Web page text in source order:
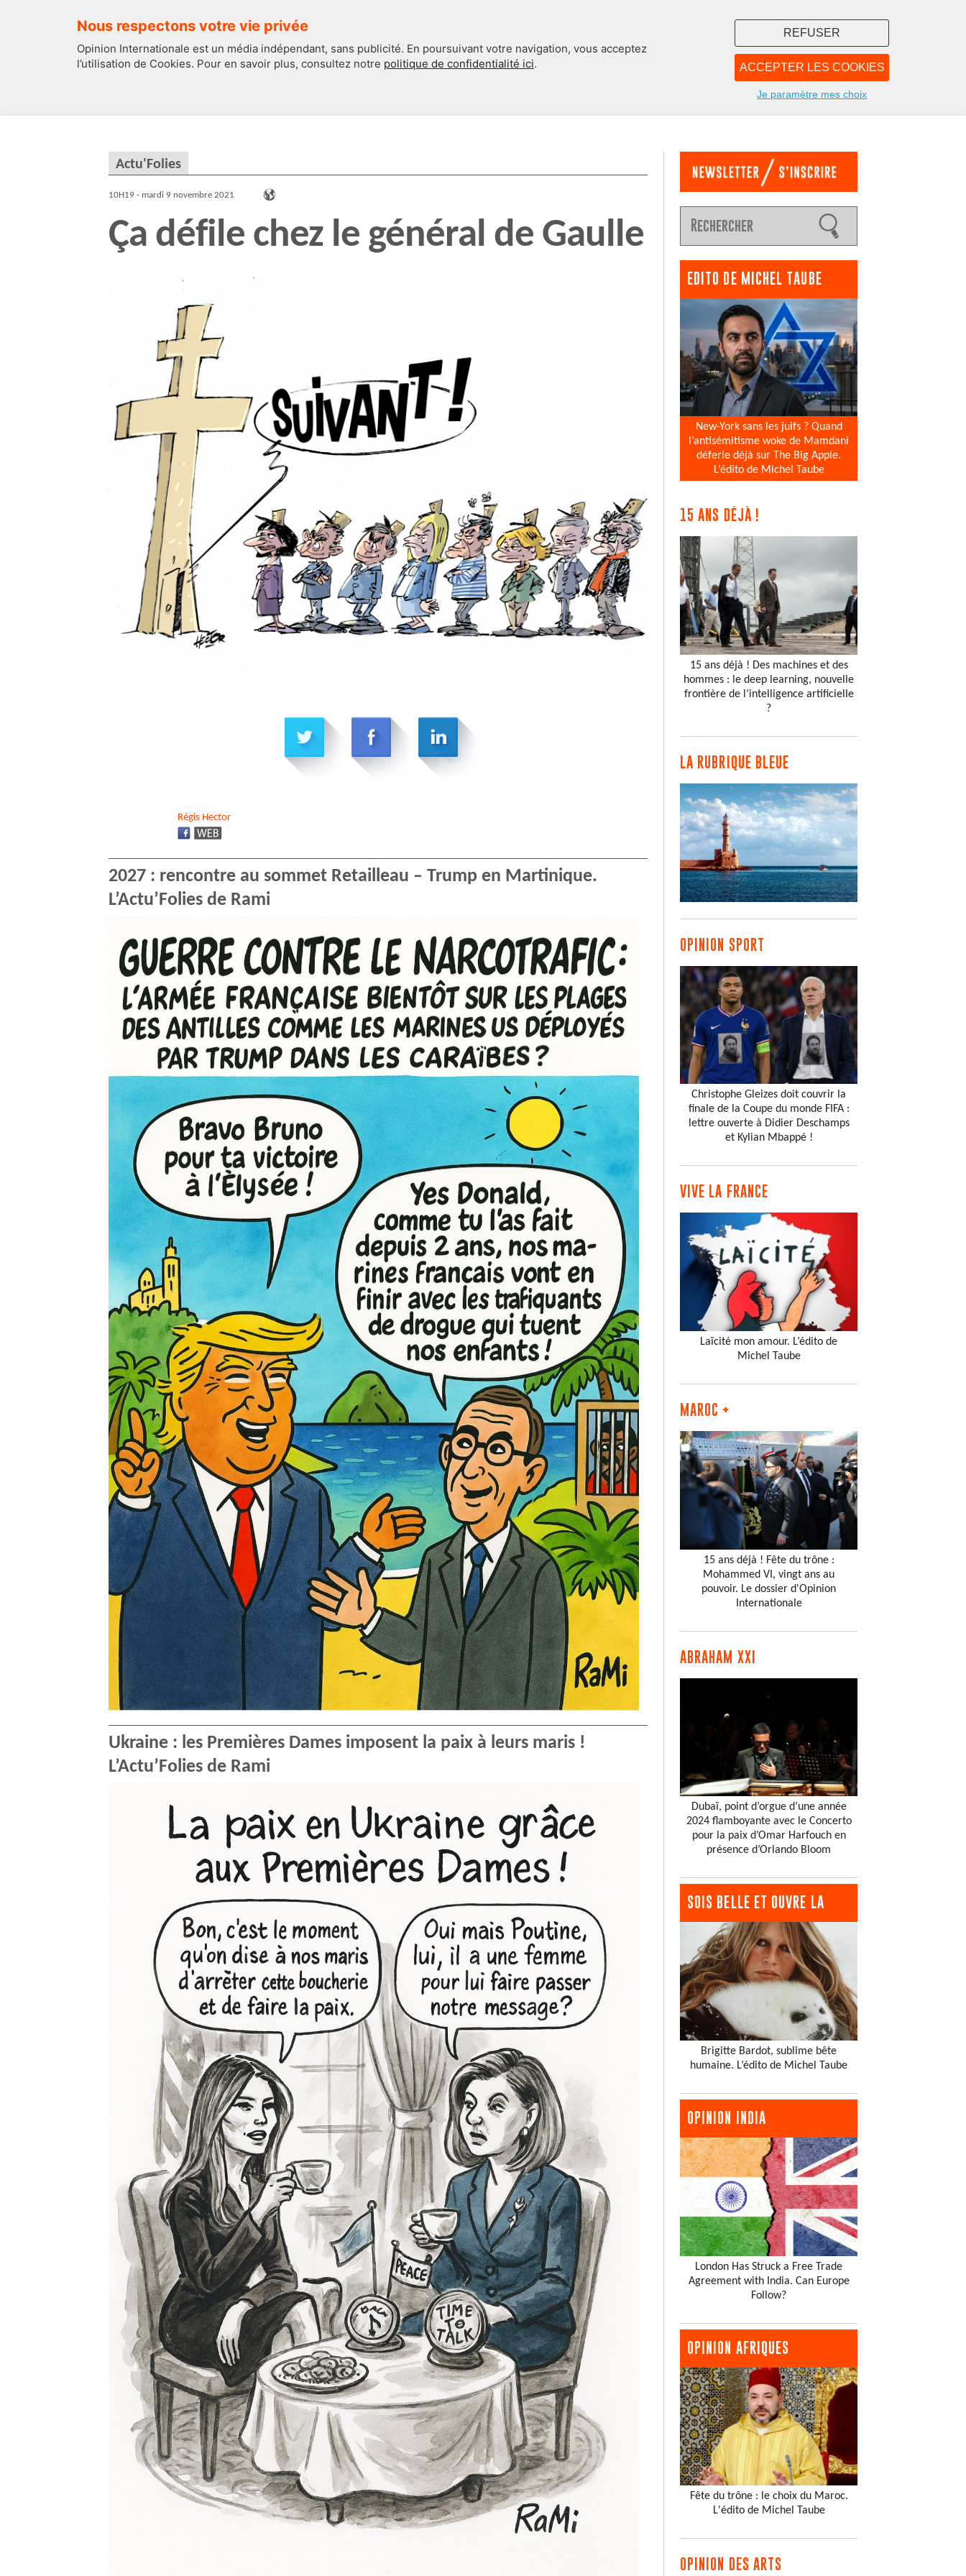
Nous respectons votre vie privée
Opinion Internationale est un média indépendant, sans publicité. En poursuivant votre navigation, vous acceptez
l’utilisation de Cookies. Pour en savoir plus, consultez notre politique de confidentialité ici. ACCEPTER LES COOKIES
REFUSER
Je paramètre mes choix
NOUS
Actu'Folies
10H19 - mardi 9 novembre 2021
Ça défile chez le général de Gaulle
Régis Hector
2027 : rencontre au sommet Retailleau – Trump en Martinique.
L’Actu’Folies de Rami
Ukraine : les Premières Dames imposent la paix à leurs maris !
L’Actu’Folies de Rami
EDITO DE MICHEL TAUBE
New-York sans les juifs ? Quand
l’antisémitisme woke de Mamdani
déferle déjà sur The Big Apple.
L’édito de Michel Taube
15 ANS DÉJÀ !
15 ans déjà ! Des machines et des
hommes : le deep learning, nouvelle
frontière de l’intelligence artificielle
?
LA RUBRIQUE BLEUE
OPINION SPORT
Christophe Gleizes doit couvrir la
finale de la Coupe du monde FIFA :
lettre ouverte à Didier Deschamps
et Kylian Mbappé !
VIVE LA FRANCE
Laïcité mon amour. L’édito de
Michel Taube
MAROC +
15 ans déjà ! Fête du trône :
Mohammed VI, vingt ans au
pouvoir. Le dossier d'Opinion
Internationale
ABRAHAM XXI
Dubaï, point d’orgue d’une année
2024 flamboyante avec le Concerto
pour la paix d’Omar Harfouch en
présence d’Orlando Bloom
SOIS BELLE ET OUVRE LA
Brigitte Bardot, sublime bête
humaine. L’édito de Michel Taube
OPINION INDIA
London Has Struck a Free Trade
Agreement with India. Can Europe
Follow?
OPINION AFRIQUES
Fête du trône : le choix du Maroc.
L'édito de Michel Taube
OPINION DES ARTS